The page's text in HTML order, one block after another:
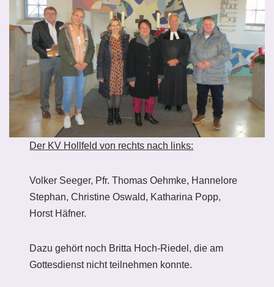
Der KV Hollfeld von rechts nach links:
Volker Seeger, Pfr. Thomas Oehmke, Hannelore
Stephan, Christine Oswald, Katharina Popp,
Horst Häfner.
Dazu gehört noch Britta Hoch-Riedel, die am
Gottesdienst nicht teilnehmen konnte.